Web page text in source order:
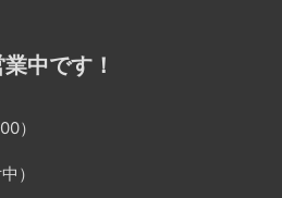
中です！
）
）